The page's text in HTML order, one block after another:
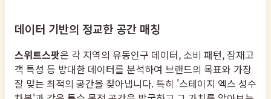
데이터 기반의 정교한 공간 매칭
스위트스팟은 각 지역의 유동인구 데이터, 소비 패턴, 잠재고
객 특성 등 방대한 데이터를 분석하여 브랜드의 목표와 가장
잘 맞는 최적의 공간을 찾아냅니다. 특히 '스테이지 엑스 성수